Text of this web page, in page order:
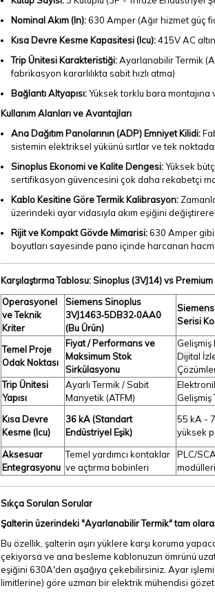
Nominal Akım (In):630 Amper (Ağır hizmet güç
Kısa Devre Kesme Kapasitesi (Icu):415V AC
Trip Ünitesi Karakteristiği:Ayarlanabilir Termik
fabrikasyon kararlılıkta sabit hızlı atma)
Bağlantı Altyapısı:Yüksek torklu bara montajına
Kullanım Alanları ve Avantajları
Ana Dağıtım Panolarının (ADP) Emniyet Kilidi:
sistemin elektriksel yükünü sırtlar ve tek
Sinoplus Ekonomi ve Kalite Dengesi:Yüksek
sertifikasyon güvencesini çok daha rekabetçi
Kablo Kesitine Göre Termik Kalibrasyon:
üzerindeki ayar vidasıyla akım eşiğini
Rijit ve Kompakt Gövde Mimarisi:630 Amper gibi
boyutları sayesinde pano içinde harcanan
Karşılaştırma Tablosu: Sinoplus (3VJ14) vs
Operasyonel
ve Teknik
Kriter
Siemens Sinoplus
3VJ1463‑5DB32‑0AA0
(Bu Ürün)
Serisi
Temel Proje
Odak Noktası
Fiyat / Performans ve
Maksimum Stok
Sirkülasyonu
Gelişmiş
Dijital
Trip Ünitesi
Yapısı
Ayarlı Termik / Sabit
Manyetik (ATFM)
Kısa Devre
Kesme (Icu)
36 kA (Standart
Endüstriyel Eşik)
55 kA -
yüksek
Aksesuar
Entegrasyonu
Temel yardımcı kontaklar
ve açtırma bobinleri
PLC/
Sıkça Sorulan Sorular
Şalterin üzerindeki "Ayarlanabilir Termik" tam
Bu özellik, şalterin aşırı yüklere karşı koruma
çekiyorsa ve ana besleme kablonuzun ömrünü
eşiğini 630A'den aşağıya çekebilirsiniz. Ayar
limitlerine) göre uzman bir elektrik mühendisi